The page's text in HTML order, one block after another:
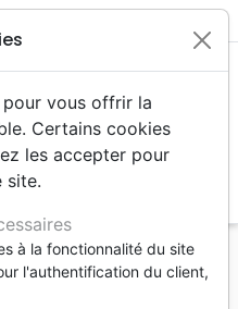
0 - 3 ans
vous offrir la
Certains cookies
les accepter pour
site.
à la fonctionnalité du site
l'authentification du client,